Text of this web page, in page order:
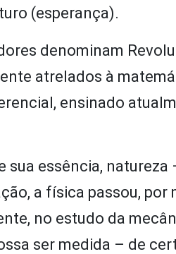
(esperança).
denominam
atrelados à
ensinado
sua essência,
a física passou, por
no estudo da
ser medida – de